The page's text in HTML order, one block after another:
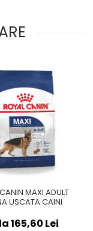
MAXI ADULT
USCATA CAINI
165,60 Lei